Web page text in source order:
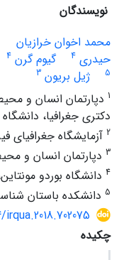
نویسندگان
محمد اخوان خرازیان
حیدری 4 گیوم گرن 4
5 ژیل بریون 3
1 دپارتمان انسان و
دکتری جغرافیا، دانشگاه پاریس 1 سوربون
2 آزمایشگاه جغرافیای
3 دپارتمان انسان و
4 دانشگاه بوردو
5 دانشکده باستان
چکیده